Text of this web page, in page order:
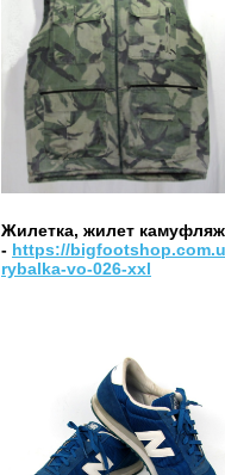
Жилетка, жилет
- https://
rybalka-vo-026-xxl